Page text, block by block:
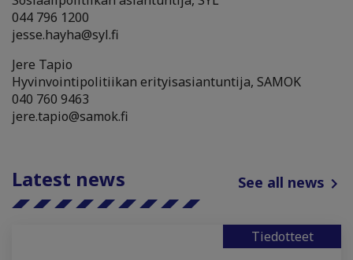
044 796 1200
jesse.hayha@syl.fi
Jere Tapio
Hyvinvointipolitiikan erityisasiantuntija, SAMOK
040 760 9463
jere.tapio@samok.fi
Latest news See all news
Tiedotteet